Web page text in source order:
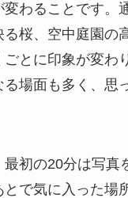
変わることです。
る桜、空中庭園の
ごとに印象が変わ
場面も多く、思
初の20分は写真
で気に入った場